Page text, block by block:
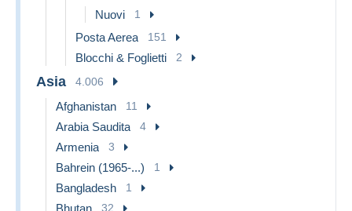
Nuovi 1
Posta Aerea 151
Blocchi & Foglietti 2
Asia 4.006
Afghanistan 11
Arabia Saudita 4
Armenia 3
Bahrein (1965-...) 1
Bangladesh 1
32